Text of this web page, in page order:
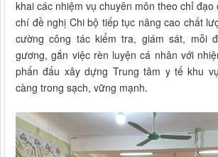
khai các nhiệm vụ chuyên môn theo chỉ
chí đề nghị Chi bộ tiếp tục nâng cao chất
cường công tác kiểm tra, giám sát, mỗi
gương, gắn việc rèn luyện cá nhân với
phấn đấu xây dựng Trung tâm y tế khu
càng trong sạch, vững mạnh.